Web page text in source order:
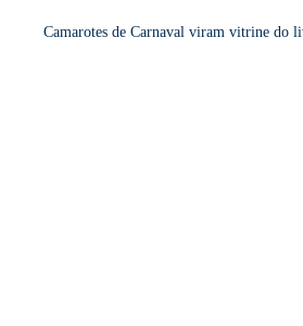
Camarotes de Carnaval viram vitrine do